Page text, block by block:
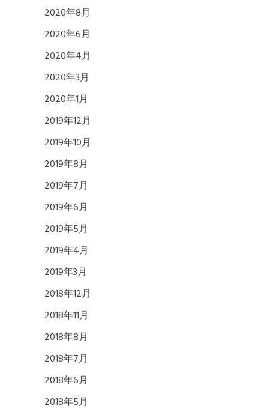
2020年8月
2020年6月
2020年4月
2020年3月
2020年1月
2019年12月
2019年10月
2019年8月
2019年7月
2019年6月
2019年5月
2019年4月
2019年3月
2018年12月
2018年11月
2018年8月
2018年7月
2018年6月
2018年5月